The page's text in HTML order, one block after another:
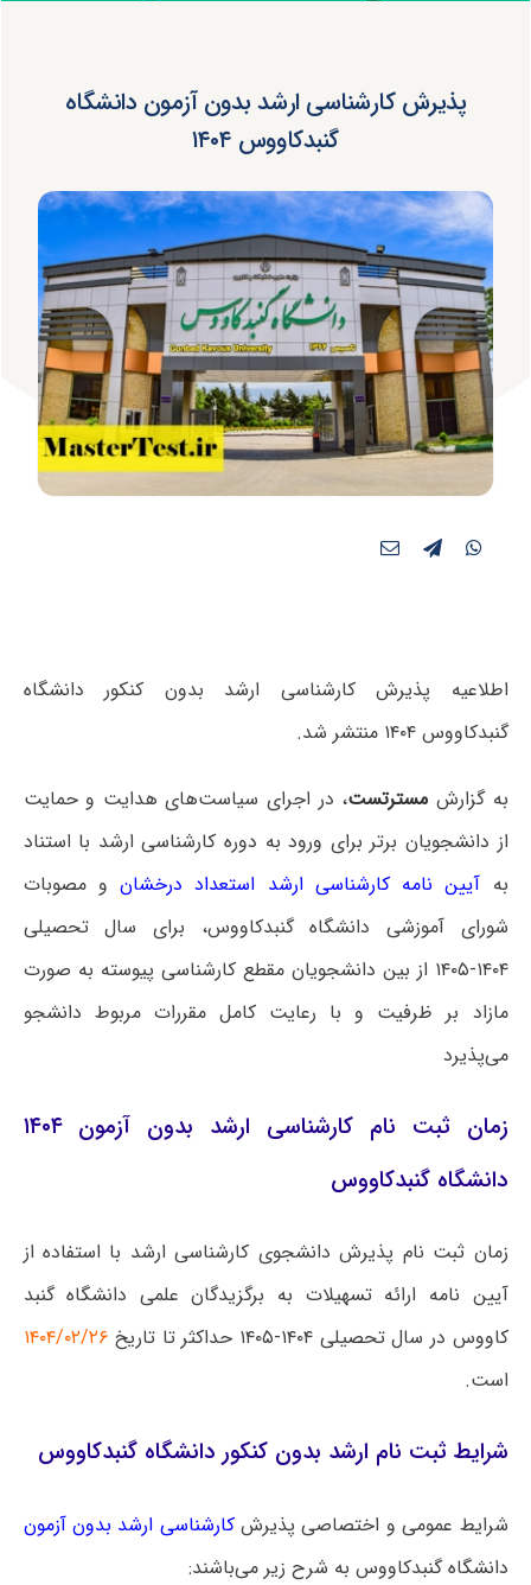
پذیرش کارشناسی ارشد بدون آزمون دانشگاه
گنبدکاووس ۱۴۰۴
اطلاعیه پذیرش کارشناسی ارشد بدون کنکور دانشگاه
گنبدکاووس ۱۴۰۴ منتشر شد.
به گزارش مسترتست، در اجرای سیاست‌های هدایت و حمایت
از دانشجویان برتر برای ورود به دوره کارشناسی ارشد با استناد
به آیین نامه کارشناسی ارشد استعداد درخشان و مصوبات
شورای آموزشی دانشگاه گنبدکاووس، برای سال تحصیلی
۱۴۰۴-۱۴۰۵ از بین دانشجویان مقطع کارشناسی پیوسته به صورت
مازاد بر ظرفیت و با رعایت کامل مقررات مربوط دانشجو
می‌پذیرد
زمان ثبت نام کارشناسی ارشد بدون آزمون ۱۴۰۴
دانشگاه گنبدکاووس
زمان ثبت نام پذیرش دانشجوی کارشناسی ارشد با استفاده از
آیین نامه ارائه تسهیلات به برگزیدگان علمی دانشگاه گنبد
کاووس در سال تحصیلی ۱۴۰۴-۱۴۰۵ حداکثر تا تاریخ
۱۴۰۴/۰۲/۲۶
است.
شرایط ثبت نام ارشد بدون کنکور دانشگاه گنبدکاووس
شرایط عمومی و اختصاصی پذیرشکارشناسی ارشد بدون آزمون
دانشگاه ‌گنبدکاووس به شرح زیر می‌باشند: